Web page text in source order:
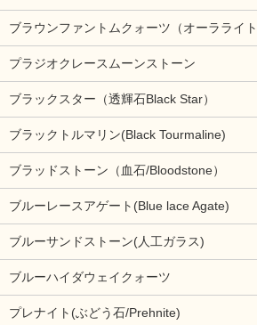
ブラウンファントムクォーツ（オーラライト
プラジオクレースムーンストーン
ブラックスター（透輝石Black Star）
ブラックトルマリン(Black Tourmaline)
ブラッドストーン（血石/Bloodstone）
ブルーレースアゲート(Blue lace Agate)
ブルーサンドストーン(人工ガラス)
ブルーハイダウェイクォーツ
プレナイト(ぶどう石/Prehnite)